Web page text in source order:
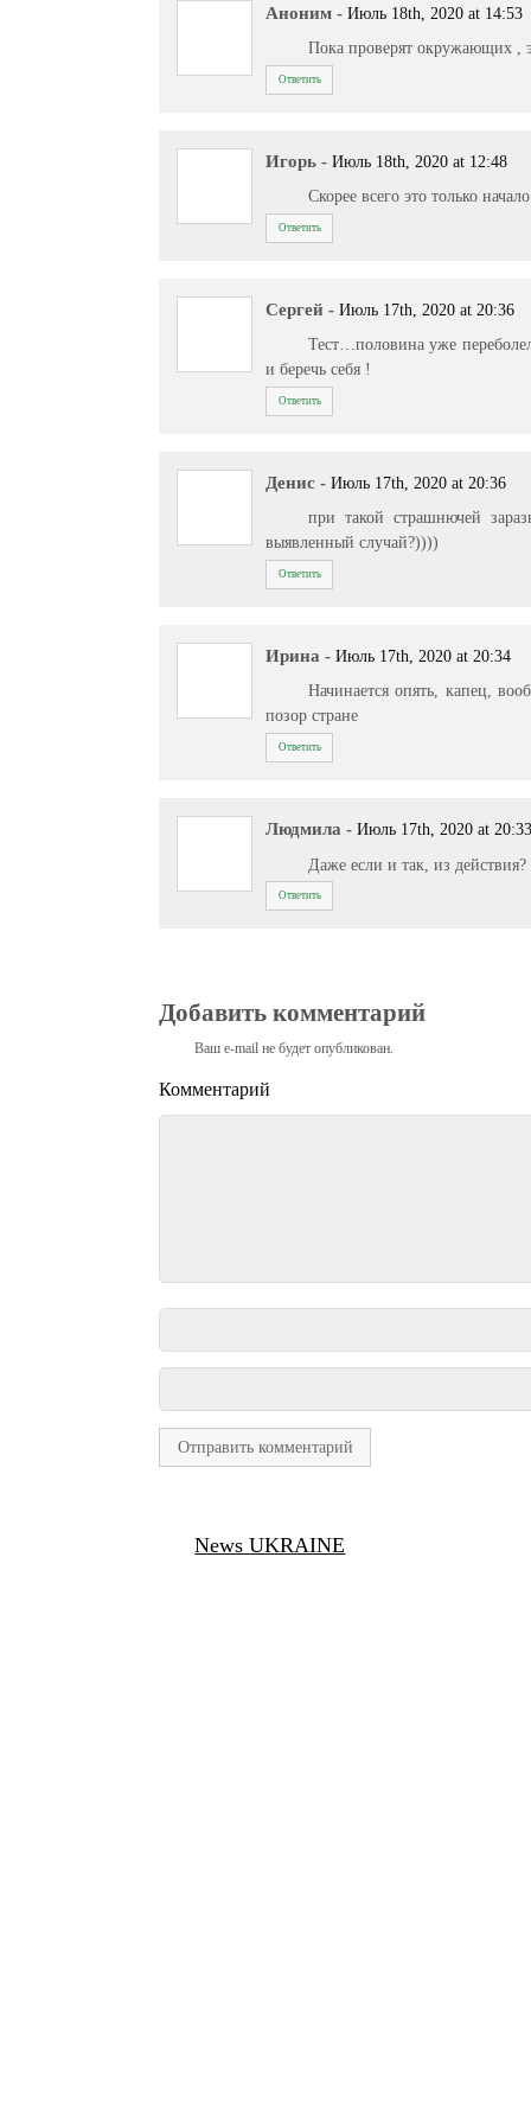
Аноним - Июль 18th, 2020 at 14:53
Пока проверят окружающих ,
Ответить
Игорь - Июль 18th, 2020 at 12:48
Скорее всего это только
Ответить
Сергей - Июль 17th, 2020 at 20:36
Тест…половина уже
и беречь себя !
Ответить
Денис - Июль 17th, 2020 at 20:36
при такой страшнючей
выявленный случай?))))
Ответить
Ирина - Июль 17th, 2020 at 20:34
Начинается опять, капец,
позор стране
Ответить
Людмила - Июль 17th, 2020 at 20:33
Даже если и так, из
Ответить
Добавить комментарий
Ваш e-mail не будет опубликован.
Комментарий
News UKRAINE